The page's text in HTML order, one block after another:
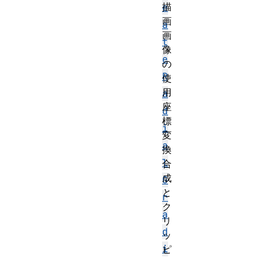
e
a
t
e
R
a
d
i
a
l
G
r
a
d
i
描
画
画
像
の
使
用
座
標
変
換
合
成
と
ク
リ
ッ
ピ